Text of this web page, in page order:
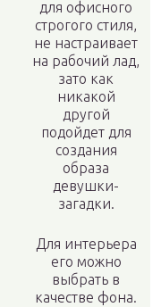
для офисного
строгого стиля,
не настраивает
на рабочий лад,
зато как
никакой
другой
подойдет для
создания
образа
девушки-
загадки.
Для интерьера
его можно
выбрать в
качестве фона.